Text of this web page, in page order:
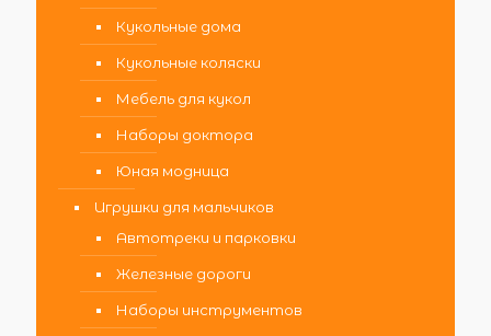
Кукольные дома
Кукольные коляски
Мебель для кукол
Наборы доктора
Юная модница
Игрушки для мальчиков
Автотреки и парковки
Железные дороги
Наборы инструментов